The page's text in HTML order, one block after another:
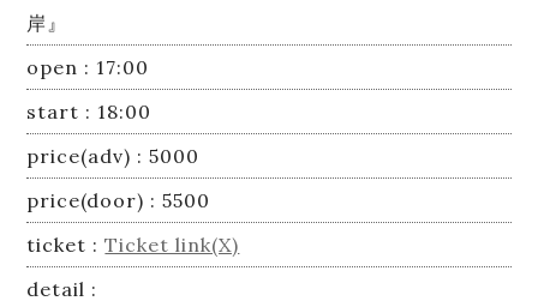
岸』
open : 17:00
start : 18:00
price(adv) : 5000
price(door) : 5500
ticket :Ticket link(X)
detail :